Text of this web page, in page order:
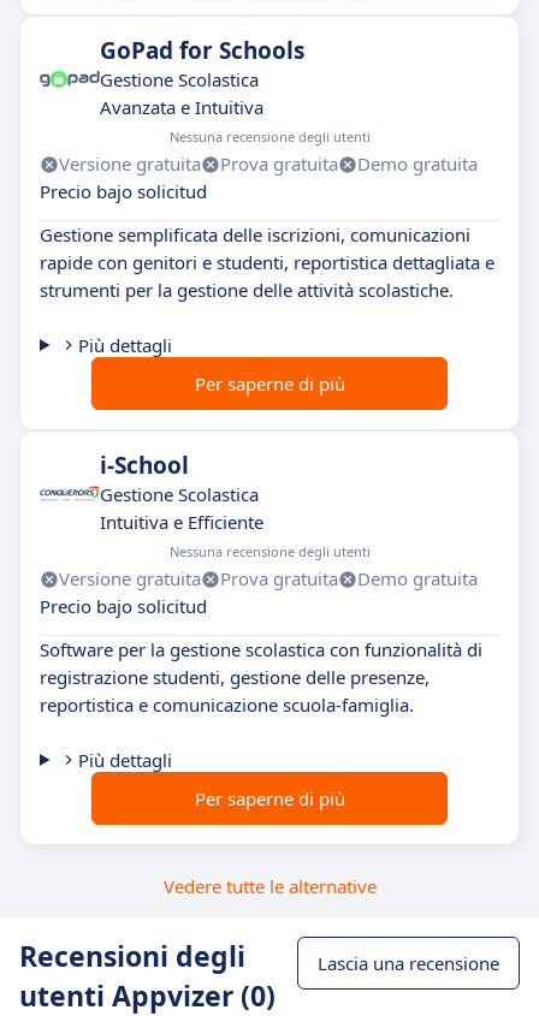
GoPad for Schools
Gestione Scolastica
Avanzata e Intuitiva
Nessuna recensione degli utenti
Versione gratuita Prova gratuita
Demo gratuita
Precio bajo solicitud
Gestione semplificata delle iscrizioni, comunicazioni
rapide con genitori e studenti, reportistica dettagliata e
strumenti per la gestione delle attività scolastiche.
Più dettagli
Per saperne di più
i-School
Gestione Scolastica
Intuitiva e Efficiente
Nessuna recensione degli utenti
Versione gratuita Prova gratuita
Demo gratuita
Precio bajo solicitud
Software per la gestione scolastica con funzionalità di
registrazione studenti, gestione delle presenze,
reportistica e comunicazione scuola-famiglia.
Più dettagli
Per saperne di più
Vedere tutte le alternative
Recensioni degli
utenti Appvizer (0)
Lascia una recensione